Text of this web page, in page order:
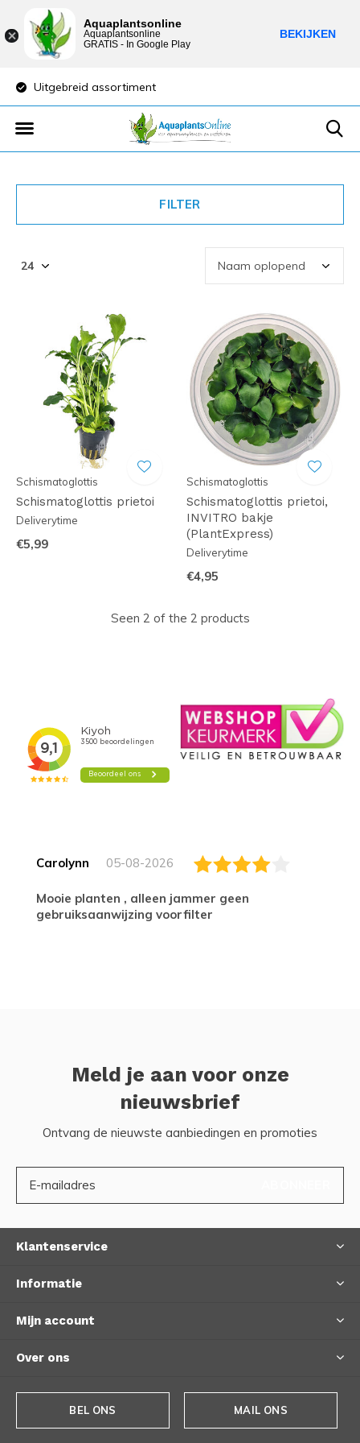
Uitgebreid assortiment
FILTER
Schismatoglottis
Schismatoglottis prietoi
Deliverytime
€5,99
Schismatoglottis
Schismatoglottis prietoi,
INVITRO bakje
(PlantExpress)
Deliverytime
€4,95
Seen 2 of the 2 products
Carolynn 05-08-2026
Mooie planten , alleen jammer geen
gebruiksaanwijzing voorfilter
Meld je aan voor onze
nieuwsbrief
Ontvang de nieuwste aanbiedingen en promoties
Klantenservice
Informatie
Mijn account
Over ons
BEL ONS MAIL ONS
Aquaplantsonline
Aquaplantsonline
GRATIS - In Google Play
BEKIJKEN